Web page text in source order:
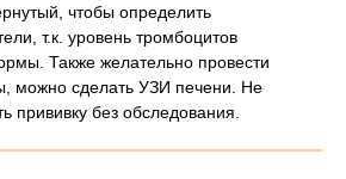
чтобы определить
т.к. уровень тромбоцитов
Также желательно провести
можно сделать УЗИ печени. Не
прививку без обследования.